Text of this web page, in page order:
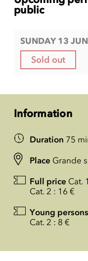
public
SUNDAY 13
Sold out
Information
Duration 75
Place Grande
Full price Cat.
Cat. 2 : 16 €
Young persons
Cat. 2 : 8 €